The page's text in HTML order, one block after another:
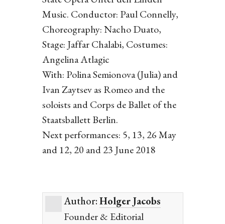
Music. Conductor: Paul Connelly,
Choreography: Nacho Duato,
Stage: Jaffar Chalabi, Costumes:
Angelina Atlagic
With: Polina Semionova (Julia) and
Ivan Zaytsev as Romeo and the
soloists and Corps de Ballet of the
Staatsballett Berlin.
Next performances: 5, 13, 26 May
and 12, 20 and 23 June 2018
Author:Holger Jacobs
Founder & Editorial